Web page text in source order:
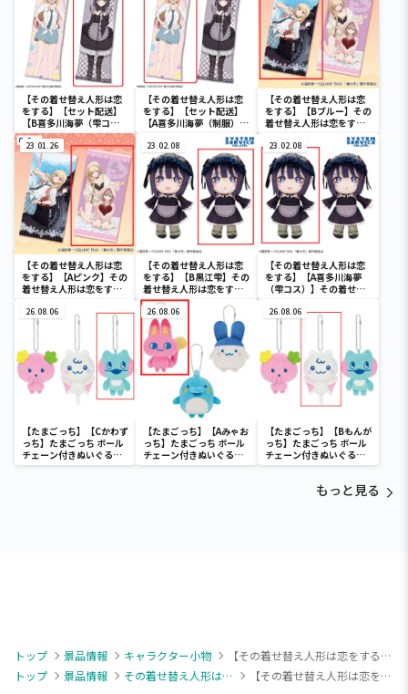
【その着せ替え人形は恋
をする】【セット配送】
【B喜多川海夢（雫コ
ス）】その着せ替え人形
は恋をする 特大ロングク
ッション
【その着せ替え人形は恋
をする】【セット配送】
【A喜多川海夢（制服）】
その着せ替え人形は恋を
する 特大ロングクッショ
ン
【その着せ替え人形は恋
をする】【Bブルー】その
着せ替え人形は恋をする
23.01.26
【その着せ替え人形は恋
をする】【Aピンク】その
着せ替え人形は恋をする
23.02.08
【その着せ替え人形は恋
をする】【B黒江雫】その
着せ替え人形は恋をする
デフォルメぬいぐるみ
BIG Part1
23.02.08
【その着せ替え人形は恋
をする】【A喜多川海夢
（雫コス）】その着せ替
ルメぬいぐるみBIG
Part1
26.08.06
【たまごっち】【Cかわず
っち】たまごっち ボール
チェーン付きぬいぐるみ
～Tamagotchi
26.08.06
【たまごっち】【Aみゃお
っち】たまごっち ボール
チェーン付きぬいぐるみ
～Tamagotchi
26.08.06
【たまごっち】【Bもんが
っち】たまごっち ボール
チェーン付きぬいぐるみ
～Tamagotchi
もっと見る
トップ 景品情報 キャラクター小物
【その着せ替え人形は恋をする】【B海夢(雫)】その着せ替え人形は恋をする Season 2 ふぁぶぬい 海夢
トップ
景品情報 その着せ替え人形は恋をする 【その着せ替え人形は恋をする】【B海夢(雫)】その着せ替え人形は恋をする Season 2 ふぁぶぬい 海夢